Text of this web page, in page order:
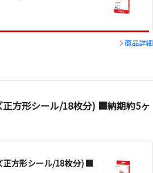
商品詳細
正方形シール/18枚分) ■納期約5ヶ
正方形シール/18枚分) ■